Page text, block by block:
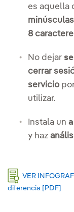
es aquella
8
No dejar
cerrar
servicio
utilizar.
Instala un
y haz
VER
diferencia [PDF]